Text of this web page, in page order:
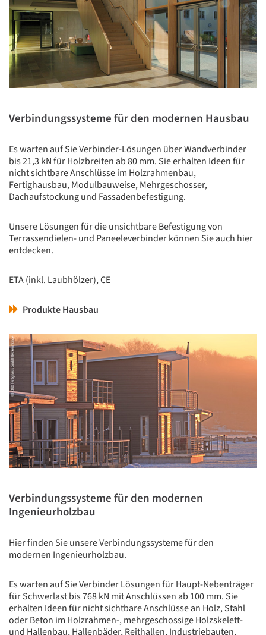
Verbindungssysteme für den modernen Hausbau
Es warten auf Sie Verbinder-Lösungen über Wandverbinder
bis 21,3 kN für Holzbreiten ab 80 mm. Sie erhalten Ideen für
nicht sichtbare Anschlüsse im Holzrahmenbau,
Fertighausbau, Modulbauweise, Mehrgeschosser,
Dachaufstockung und Fassadenbefestigung.
Unsere Lösungen für die unsichtbare Befestigung von
Terrassendielen- und Paneeleverbinder können Sie auch hier
entdecken.
ETA (inkl. Laubhölzer), CE
Produkte Hausbau
Verbindungssysteme für den modernen
Ingenieurholzbau
Hier finden Sie unsere Verbindungssysteme für den
modernen Ingenieurholzbau.
Es warten auf Sie Verbinder Lösungen für Haupt-Nebenträger
für Schwerlast bis 768 kN mit Anschlüssen ab 100 mm. Sie
erhalten Ideen für nicht sichtbare Anschlüsse an Holz, Stahl
oder Beton im Holzrahmen-, mehrgeschossige Holzskelett-
und Hallenbau, Hallenbäder, Reithallen, Industriebauten,